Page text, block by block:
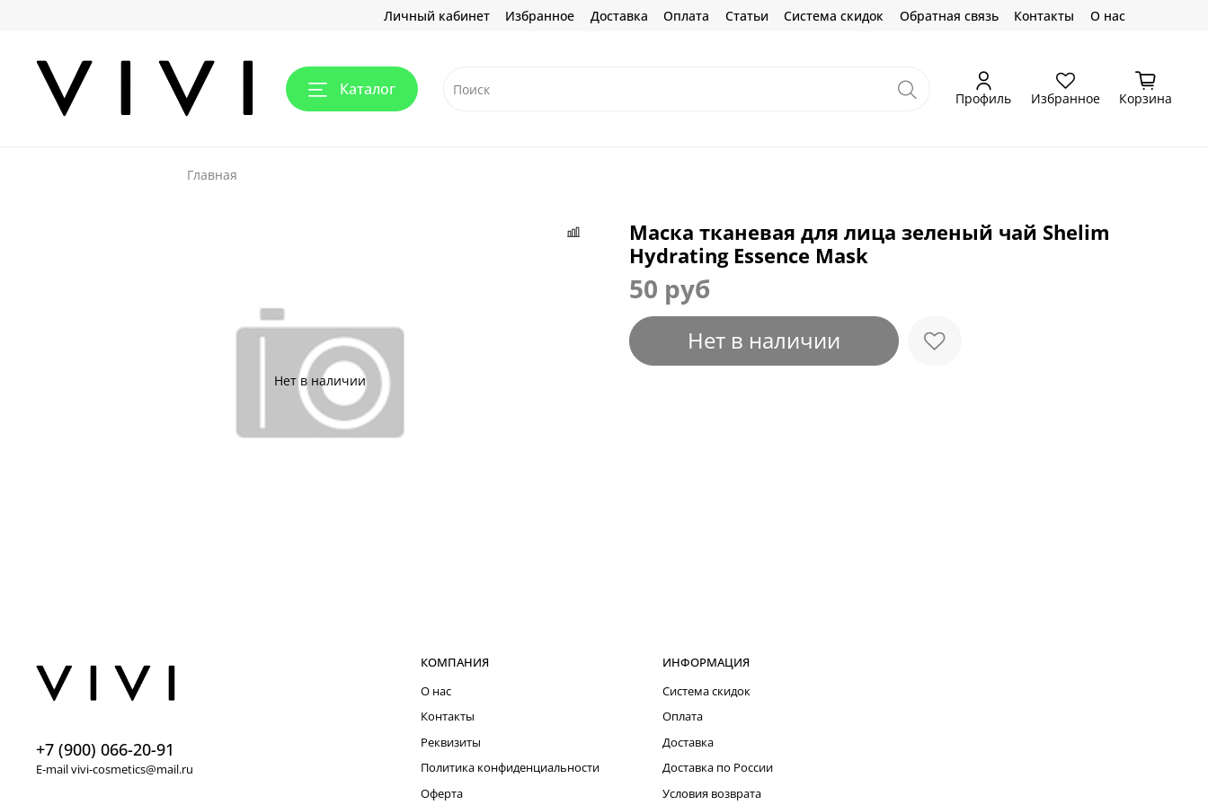
Личный кабинет Избранное Доставка Оплата Статьи Система скидок Обратная связь Контакты О нас
Каталог Профиль Избранное Корзина
Главная
Нет в наличии
Маска тканевая для лица зеленый чай Shelim
Hydrating Essence Mask
50 руб
Нет в наличии
КОМПАНИЯ
О нас
Контакты
Реквизиты
Политика конфиденциальности
Оферта
ИНФОРМАЦИЯ
Система скидок
Оплата
Доставка
Доставка по России
Условия возврата
+7 (900) 066-20-91
E-mail vivi-cosmetics@mail.ru